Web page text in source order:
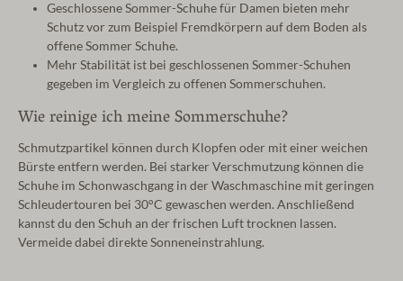
Geschlossene Sommer-Schuhe für Damen bieten mehr
Schutz vor zum Beispiel Fremdkörpern auf dem Boden als
offene Sommer Schuhe.
Mehr Stabilität ist bei geschlossenen Sommer-Schuhen
gegeben im Vergleich zu offenen Sommerschuhen.
Wie reinige ich meine Sommerschuhe?
Schmutzpartikel können durch Klopfen oder mit einer weichen
Bürste entfern werden. Bei starker Verschmutzung können die
Schuhe im Schonwaschgang in der Waschmaschine mit geringen
Schleudertouren bei 30°C gewaschen werden. Anschließend
kannst du den Schuh an der frischen Luft trocknen lassen.
Vermeide dabei direkte Sonneneinstrahlung.